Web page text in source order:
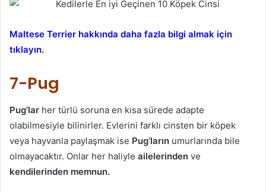
Maltese Terrier hakkında daha fazla bilgi almak için
tıklayın.
7-Pug
Pug’lar her türlü soruna en kısa sürede adapte
olabilmesiyle bilinirler. Evlerini farklı cinsten bir köpek
veya hayvanla paylaşmak ise Pug’ların umurlarında bile
olmayacaktır. Onlar her haliyle ailelerinden ve
kendilerinden memnun.